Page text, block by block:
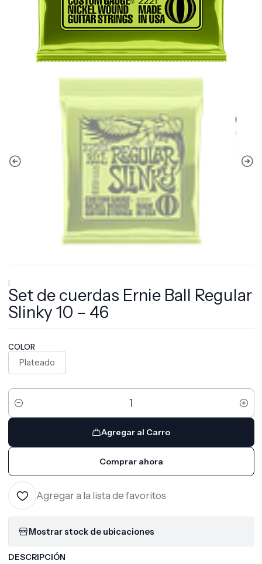
|
Set de cuerdas Ernie Ball Regular
Slinky 10 – 46
COLOR
Plateado
Cantidad
Agregar al Carro
Comprar ahora
Agregar a la lista de favoritos
Mostrar stock de ubicaciones
DESCRIPCIÓN